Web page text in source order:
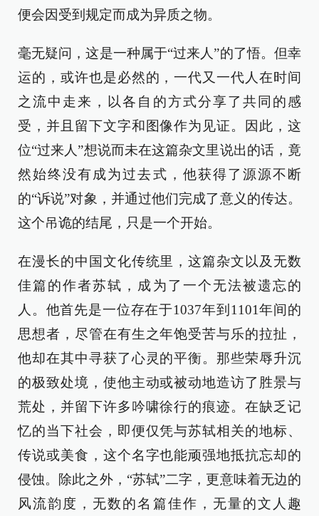
便会因受到规定而成为异质之物。
毫无疑问，这是一种属于“过来人”的了悟。但幸
运的，或许也是必然的，一代又一代人在时间
之流中走来，以各自的方式分享了共同的感
受，并且留下文字和图像作为见证。因此，这
位“过来人”想说而未在这篇杂文里说出的话，竟
然始终没有成为过去式，他获得了源源不断
的“诉说”对象，并通过他们完成了意义的传达。
这个吊诡的结尾，只是一个开始。
在漫长的中国文化传统里，这篇杂文以及无数
佳篇的作者苏轼，成为了一个无法被遗忘的
人。他首先是一位存在于1037年到1101年间的
思想者，尽管在有生之年饱受苦与乐的拉扯，
他却在其中寻获了心灵的平衡。那些荣辱升沉
的极致处境，使他主动或被动地造访了胜景与
荒处，并留下许多吟啸徐行的痕迹。在缺乏记
忆的当下社会，即便仅凭与苏轼相关的地标、
传说或美食，这个名字也能顽强地抵抗忘却的
侵蚀。除此之外，“苏轼”二字，更意味着无边的
风流韵度，无数的名篇佳作，无量的文人趣